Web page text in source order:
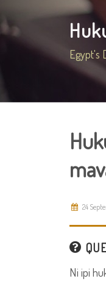
Egypt's
24
Ni ipi